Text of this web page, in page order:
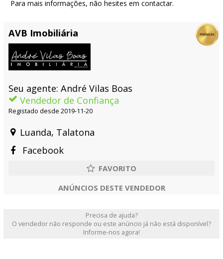
Para mais informações, não hesites em contactar.
AVB Imobiliária
Seu agente: André Vilas Boas
Vendedor de Confiança
Registado desde 2019-11-20
Luanda, Talatona
Facebook
ANÚNCIOS DESTE VENDEDOR
Precisa de ajuda?
O vendedor não responde ou este anúncio já não está disponível?
Informe-nos agora!